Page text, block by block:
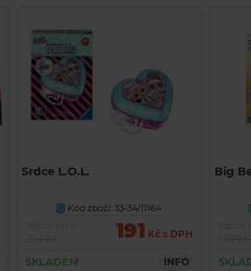
Srdce L.O.L.
U
Kód zboží: 33-34/11164
191 Kč s DPH
SKLADEM INFO
Big